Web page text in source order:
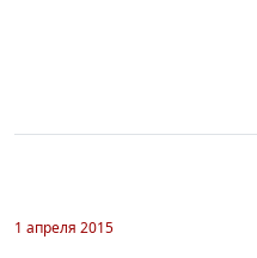
1 апреля 2015